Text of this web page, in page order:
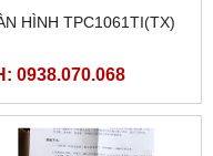
HÌNH TPC1061TI(TX)
0938.070.068